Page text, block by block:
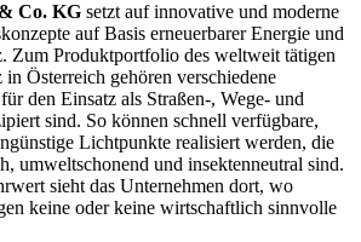
Co. KG setzt auf innovative und moderne
auf Basis erneuerbarer Energie und
Zum Produktportfolio des weltweit tätigen
Österreich gehören verschiedene
den Einsatz als Straßen-, Wege- und
sind. So können schnell verfügbare,
Lichtpunkte realisiert werden, die
umweltschonend und insektenneutral sind.
sieht das Unternehmen dort, wo
keine oder keine wirtschaftlich sinnvolle